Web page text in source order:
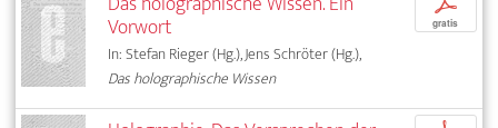
Vorwort
In: Stefan Rieger (Hg.), Jens Schröter (Hg.),
Das holographische Wissen
gratis